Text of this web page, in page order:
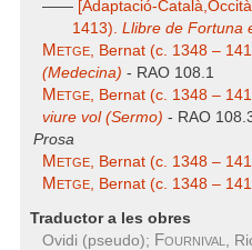
—— [Adaptació-
1413). Llibre de Fortuna
Metge, Bernat (c. 1348 –
(Medecina) - RAO 108.1
Metge, Bernat (c. 1348 –
viure vol (Sermo) - RAO
Prosa
Metge, Bernat (c. 1348 –
Metge, Bernat (c. 1348 –
Traductor a les obres
Ovidi (pseudo); Fournival ,